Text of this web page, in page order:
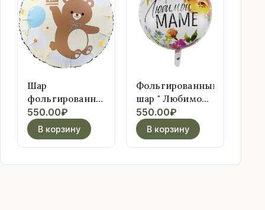
Шар
фольгированный
"Мишка" для
мальчика
550.00₽
В корзину
Фольгированный
шар " Любимой
маме" (2)
550.00₽
В корзину